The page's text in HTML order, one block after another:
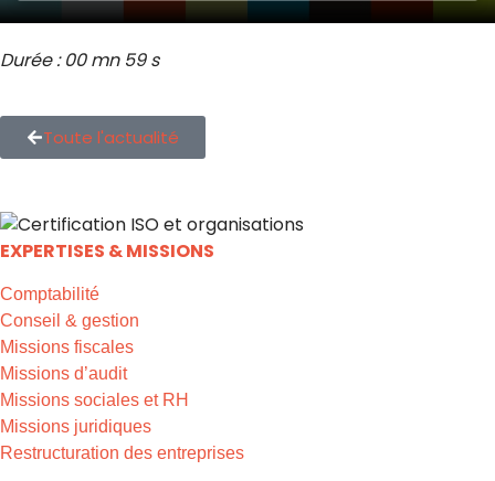
Durée : 00 mn 59 s
Toute l'actualité
EXPERTISES & MISSIONS
Comptabilité
Conseil & gestion
Missions fiscales
Missions d’audit
Missions sociales et RH
Missions juridiques
Restructuration des entreprises